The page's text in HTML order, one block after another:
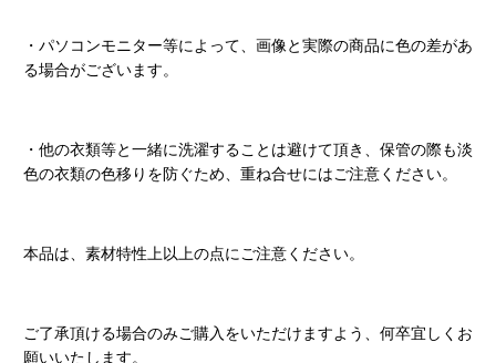
・パソコンモニター等によって、画像と実際の商品に色の差があ
る場合がございます。
・他の衣類等と一緒に洗濯することは避けて頂き、保管の際も淡
色の衣類の色移りを防ぐため、重ね合せにはご注意ください。
本品は、素材特性上以上の点にご注意ください。
ご了承頂ける場合のみご購入をいただけますよう、何卒宜しくお
願いいたします。